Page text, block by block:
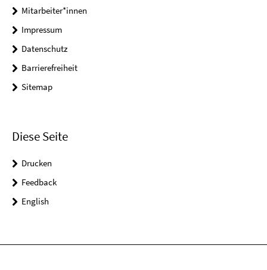
Mitarbeiter*innen
Impressum
Datenschutz
Barrierefreiheit
Sitemap
Diese Seite
Drucken
Feedback
English